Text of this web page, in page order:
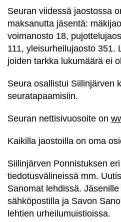
Seuran viidessä jaostossa
maksanutta jäsentä:
voimanosto 18,
111, yleisurheilujaosto 351.
joiden tarkka lukumäärä ei
Seura osallistui Siilinjärven
seuratapaamisiin.
Seuran nettisivuosoite on
Kaikilla jaostoilla on oma
Siilinjärven Ponnistuksen
tiedotusvälineissä mm.
Sanomat lehdissä.
sähköpostilla ja Savon
lehtien urheilumuistioissa.